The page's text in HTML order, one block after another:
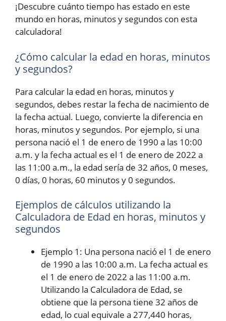
¡Descubre cuánto tiempo has estado en este
mundo en horas, minutos y segundos con esta
calculadora!
¿Cómo calcular la edad en horas, minutos
y segundos?
Para calcular la edad en horas, minutos y
segundos, debes restar la fecha de nacimiento de
la fecha actual. Luego, convierte la diferencia en
horas, minutos y segundos. Por ejemplo, si una
persona nació el 1 de enero de 1990 a las 10:00
a.m. y la fecha actual es el 1 de enero de 2022 a
las 11:00 a.m., la edad sería de 32 años, 0 meses,
0 días, 0 horas, 60 minutos y 0 segundos.
Ejemplos de cálculos utilizando la
Calculadora de Edad en horas, minutos y
segundos
Ejemplo 1: Una persona nació el 1 de enero
de 1990 a las 10:00 a.m. La fecha actual es
el 1 de enero de 2022 a las 11:00 a.m.
Utilizando la Calculadora de Edad, se
obtiene que la persona tiene 32 años de
edad, lo cual equivale a 277,440 horas,